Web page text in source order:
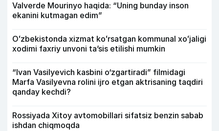
Valverde Mourinyo haqida: “Uning bunday inson
ekanini kutmagan edim”
Oʻzbekistonda xizmat koʻrsatgan kommunal xoʻjaligi
xodimi faxriy unvoni taʼsis etilishi mumkin
“Ivan Vasilyevich kasbini o‘zgartiradi” filmidagi
Marfa Vasilyevna rolini ijro etgan aktrisaning taqdiri
qanday kechdi?
Rossiyada Xitoy avtomobillari sifatsiz benzin sabab
ishdan chiqmoqda